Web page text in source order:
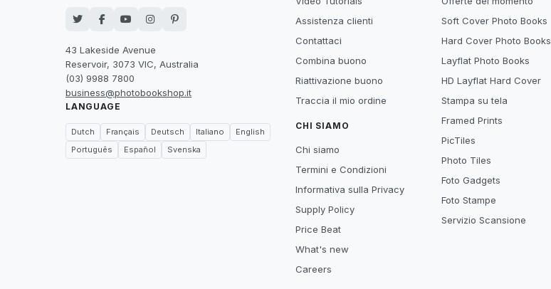
43 Lakeside Avenue
Reservoir, 3073 VIC, Australia
(03) 9988 7800
business@photobookshop.it
LANGUAGE
Dutch Français Deutsch Italiano
English
Português
Español Svenska
Assistenza clienti
Contattaci
Combina buono
Riattivazione buono
Traccia il mio ordine
CHI SIAMO
Chi siamo
Termini e Condizioni
Informativa sulla Privacy
Supply Policy
Price Beat
What's new
Careers
Soft Cover Photo Books
Hard Cover Photo Books
Layflat Photo Books
HD Layflat Hard Cover
Stampa su tela
Framed Prints
PicTiles
Photo Tiles
Foto Gadgets
Foto Stampe
Servizio Scansione